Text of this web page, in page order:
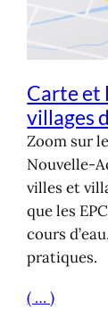
Carte et
villages
Zoom sur
Nouvelle-
villes et
que les
cours
pratiques.
( … )